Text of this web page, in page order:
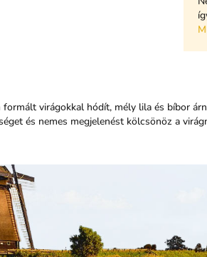
virágokkal hódít, mély lila és bíbor
és nemes megjelenést kölcsönöz a